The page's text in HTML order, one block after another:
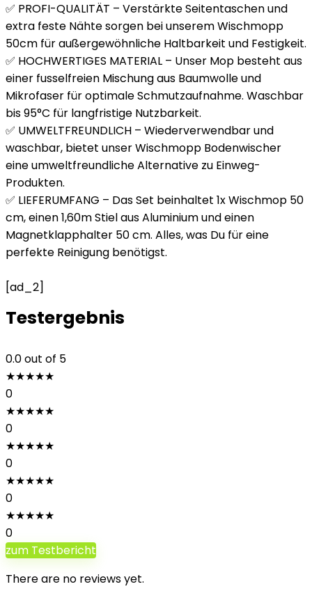
✅ PROFI-QUALITÄT – Verstärkte Seitentaschen und
extra feste Nähte sorgen bei unserem Wischmopp
50cm für außergewöhnliche Haltbarkeit und Festigkeit.
✅ HOCHWERTIGES MATERIAL – Unser Mop besteht aus
einer fusselfreien Mischung aus Baumwolle und
Mikrofaser für optimale Schmutzaufnahme. Waschbar
bis 95°C für langfristige Nutzbarkeit.
✅ UMWELTFREUNDLICH – Wiederverwendbar und
waschbar, bietet unser Wischmopp Bodenwischer
eine umweltfreundliche Alternative zu Einweg-
Produkten.
✅ LIEFERUMFANG – Das Set beinhaltet 1x Wischmop 50
cm, einen 1,60m Stiel aus Aluminium und einen
Magnetklapphalter 50 cm. Alles, was Du für eine
perfekte Reinigung benötigst.
[ad_2]
Testergebnis
0.0out of 5
★★★★★
0
★★★★★
0
★★★★★
0
★★★★★
0
★★★★★
0
zum Testbericht
There are no reviews yet.